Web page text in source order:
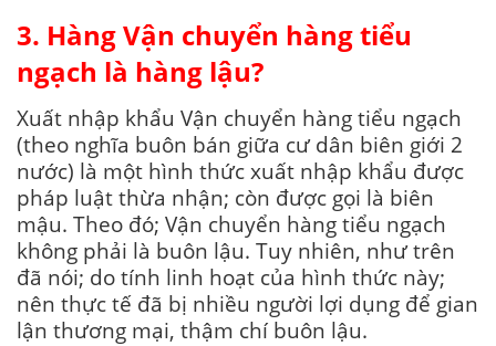
3. Hàng Vận chuyển hàng tiểu
ngạch là hàng lậu?
Xuất nhập khẩu Vận chuyển hàng tiểu ngạch
(theo nghĩa buôn bán giữa cư dân biên giới 2
nước) là một hình thức xuất nhập khẩu được
pháp luật thừa nhận; còn được gọi là biên
mậu. Theo đó; Vận chuyển hàng tiểu ngạch
không phải là buôn lậu. Tuy nhiên, như trên
đã nói; do tính linh hoạt của hình thức này;
nên thực tế đã bị nhiều người lợi dụng để gian
lận thương mại, thậm chí buôn lậu.